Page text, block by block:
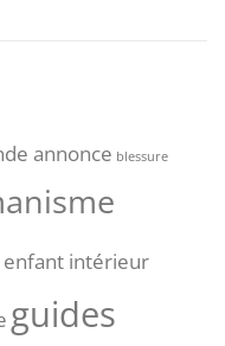
annonce blessure
enfant intérieur
guides